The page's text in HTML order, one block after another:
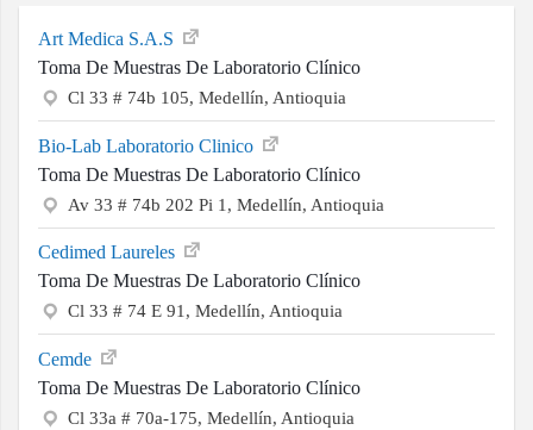
Art Medica S.A.S
Toma De Muestras De Laboratorio Clínico
Cl 33 # 74b 105, Medellín, Antioquia
Bio-Lab Laboratorio Clinico
Toma De Muestras De Laboratorio Clínico
Av 33 # 74b 202 Pi 1, Medellín, Antioquia
Cedimed Laureles
Toma De Muestras De Laboratorio Clínico
Cl 33 # 74 E 91, Medellín, Antioquia
Cemde
Toma De Muestras De Laboratorio Clínico
Cl 33a # 70a-175, Medellín, Antioquia